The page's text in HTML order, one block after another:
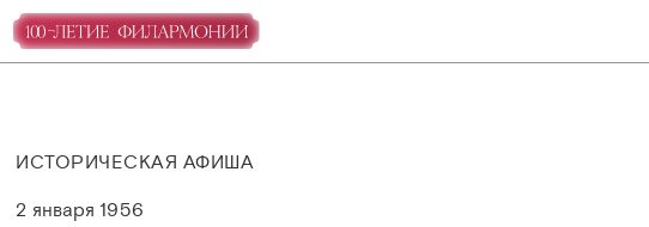
ИСТОРИЧЕСКАЯ АФИША
2 января 1956